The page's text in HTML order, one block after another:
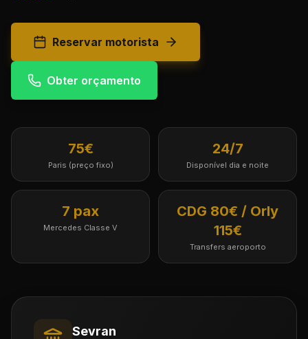
Reservar motorista
Obter orçamento
75€
Paris (preço fixo)
24/7
Disponível dia e noite
7 pax
Mercedes Classe V
CDG 80€ / Orly
115€
Transfers aeroporto
Sevran